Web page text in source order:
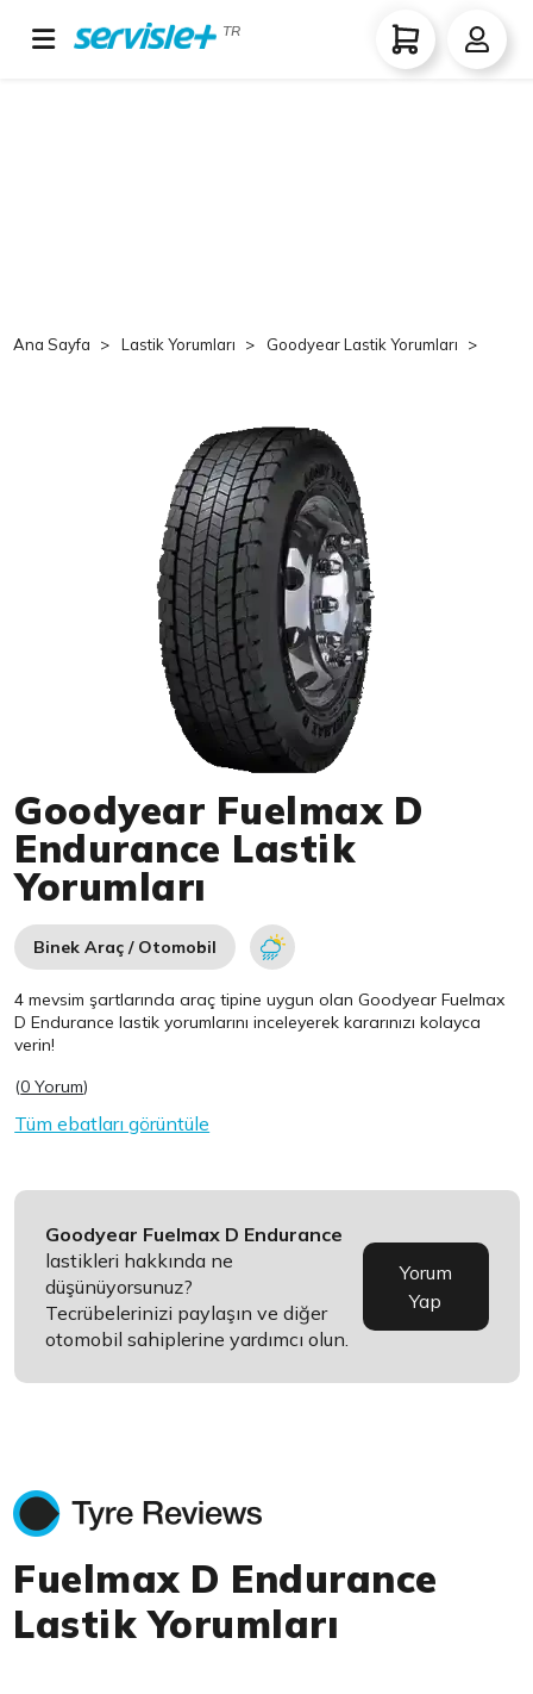
TR
Ana Sayfa Lastik Yorumları Goodyear Lastik Yorumları
Goodyear Fuelmax D
Endurance Lastik
Yorumları
Binek Araç / Otomobil
4 mevsim şartlarında araç tipine uygun olanGoodyear Fuelmax
D Endurance lastik yorumlarını inceleyerek kararınızı kolayca
verin!
(0 Yorum)
Tüm ebatları görüntüle
Goodyear Fuelmax D Endurance
lastikleri hakkında ne
düşünüyorsunuz?
Tecrübelerinizi paylaşın ve diğer
otomobil sahiplerine yardımcı olun.
Yorum
Yap
Fuelmax D Endurance
Lastik Yorumları